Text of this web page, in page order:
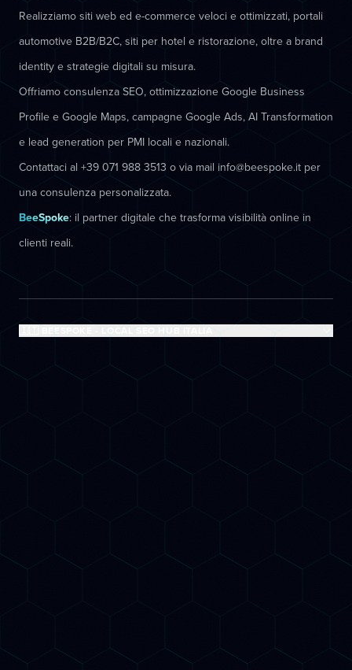
Realizziamo siti web ed e-commerce veloci e ottimizzati, portali
automotive B2B/B2C, siti per hotel e ristorazione, oltre a brand
identity e strategie digitali su misura.
Offriamo consulenza SEO, ottimizzazione Google Business
Profile e Google Maps, campagne Google Ads, AI Transformation
e lead generation per PMI locali e nazionali.
Contattaci al +39 071 988 3513 o via mail info@beespoke.it per
una consulenza personalizzata.
BeeSpoke: il partner digitale che trasforma visibilità online in
clienti reali.
🇮🇹 BEESPOKE - LOCAL SEO HUB ITALIA